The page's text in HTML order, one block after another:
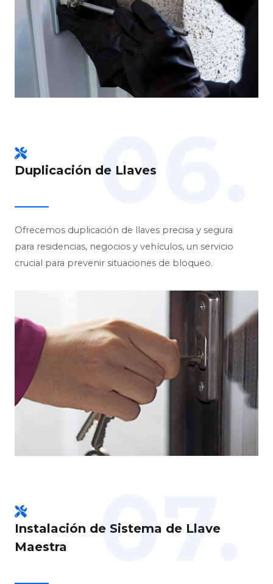
Duplicación de Llaves
06.
Ofrecemos duplicación de llaves precisa y segura
para residencias, negocios y vehículos, un servicio
crucial para prevenir situaciones de bloqueo.
Instalación de Sistema de Llave
Maestra
07.